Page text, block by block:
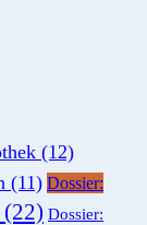
(12)
(11) Dossier:
(22) Dossier: